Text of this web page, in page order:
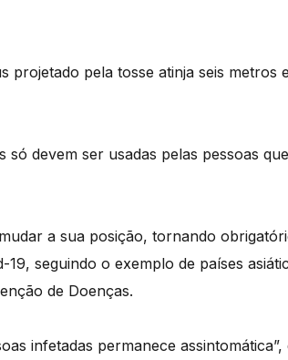
pela tosse atinja seis metros
devem ser usadas pelas pessoas
a sua posição, tornando
seguindo o exemplo de países
de Doenças.
infetadas permanece